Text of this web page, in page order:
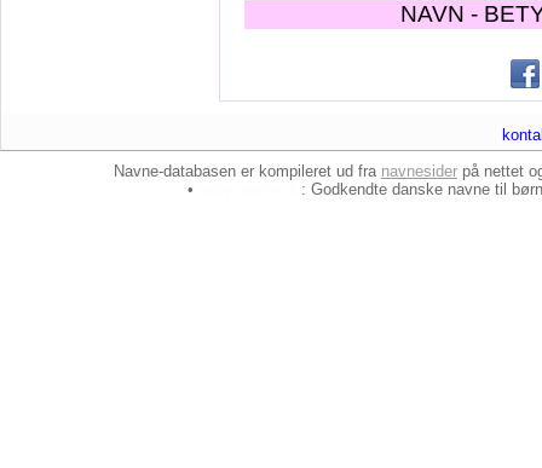
NAVN -
Navne-databasen er kompileret ud fra navnesider på nettet
•
: Godkendte danske navne til børn